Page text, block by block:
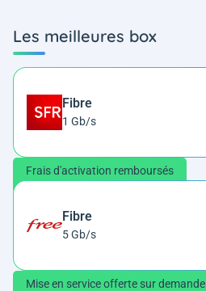
Les meilleures box
Fibre
1 Gb/s
Frais d'activation remboursés
Fibre
5 Gb/s
Mise en service offerte sur demande